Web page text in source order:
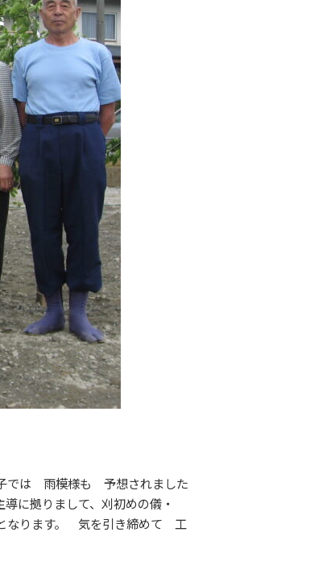
では 雨模様も 予想されました
に拠りまして、刈初めの儀・
なります。 気を引き締めて 工